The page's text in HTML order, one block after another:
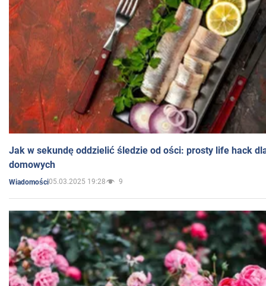
Jak w sekundę oddzielić śledzie od ości: prosty life hack
domowych
Wiadomości05.03.2025 19:28 9